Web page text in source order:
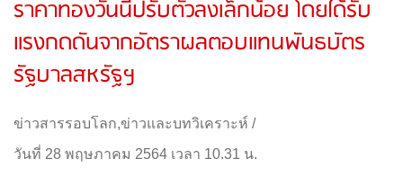
ราคาทองวันนี้ปรับตัวลงเล็กน้อย โดยได้รับ
แรงกดดันจากอัตราผลตอบแทนพันธบัตร
รัฐบาลสหรัฐฯ
ข่าวสารรอบโลก,ข่าวและบทวิเคราะห์ /
วันที่ 28 พฤษภาคม 2564 เวลา 10.31 น.